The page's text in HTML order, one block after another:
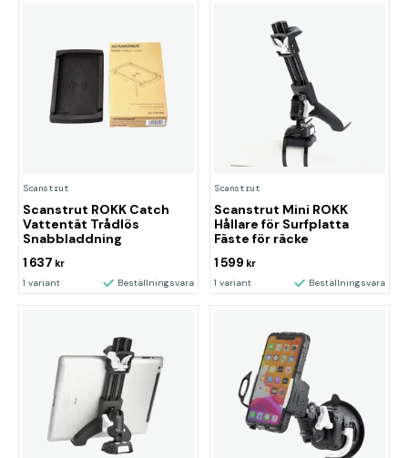
Scanstrut
Scanstrut ROKK Catch
Vattentät Trådlös
Snabbladdning
1 637 kr
1 variant Beställningsvara
Scanstrut
Scanstrut Mini ROKK
Hållare för Surfplatta
Fäste för räcke
1 599 kr
1 variant Beställningsvara